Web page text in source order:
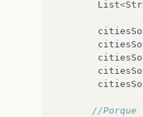
List<
//Porque